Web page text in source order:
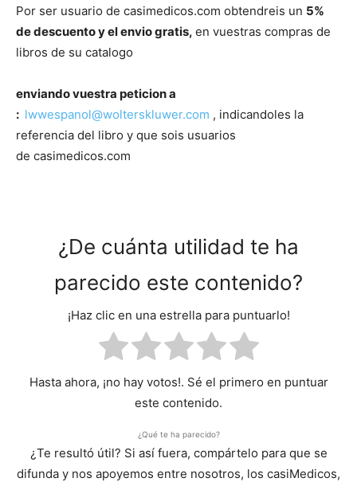
Por ser usuario de casimedicos.com obtendreis un 5%
de descuento y el envio gratis, en vuestras compras de
libros de su catalogo
enviando vuestra peticion a
: lwwespanol@wolterskluwer.com , indicandoles la
referencia del libro y que sois usuarios
de casimedicos.com
¿De cuánta utilidad te ha
parecido este contenido?
¡Haz clic en una estrella para puntuarlo!
Hasta ahora, ¡no hay votos!. Sé el primero en puntuar
este contenido.
¿Qué te ha parecido?
¿Te resultó útil? Si así fuera, compártelo para que se
difunda y nos apoyemos entre nosotros, los casiMedicos,